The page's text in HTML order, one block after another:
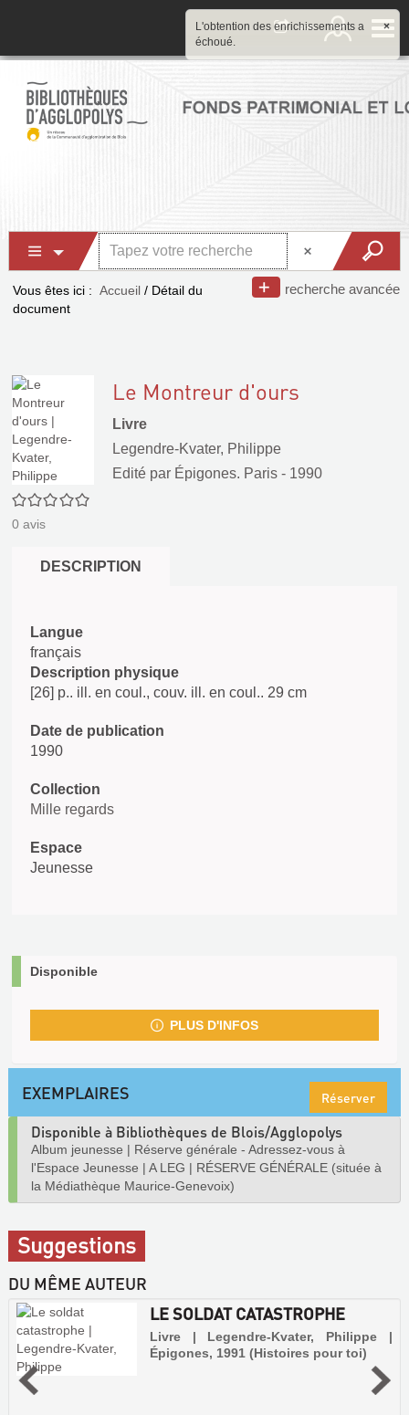
recherche avancée
Vous êtes ici : Accueil / Détail du
document
0/5
0 avis
Le Montreur d'ours
Livre
Legendre-Kvater, Philippe
Edité par Épigones. Paris - 1990
DESCRIPTION
Langue
français
Description physique
[26] p.. ill. en coul., couv. ill. en coul.. 29 cm
Date de publication
1990
Collection
Mille regards
Espace
Jeunesse
Disponible
PLUS D'INFOS
EXEMPLAIRES Réserver
Disponible à Bibliothèques de Blois/Agglopolys
Album jeunesse | Réserve générale - Adressez-vous à
l'Espace Jeunesse | A LEG | RÉSERVE GÉNÉRALE (située à
la Médiathèque Maurice-Genevoix)
Suggestions
DU MÊME AUTEUR
LE SOLDAT CATASTROPHE
Livre | Legendre-Kvater, Philippe |
Épigones, 1991 (Histoires pour toi)
×
L'obtention des enrichissements a
échoué.